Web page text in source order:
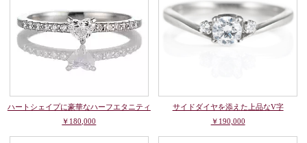
ハートシェイプに豪華なハーフエタニティ
￥180,000
サイドダイヤを添えた上品なV字
￥190,000